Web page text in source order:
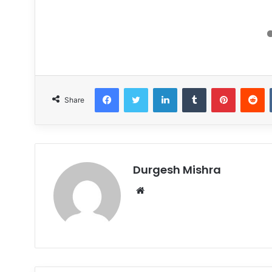
Share
FacebookTwitterLinkedInTumblr
Durgesh Mishra
Website